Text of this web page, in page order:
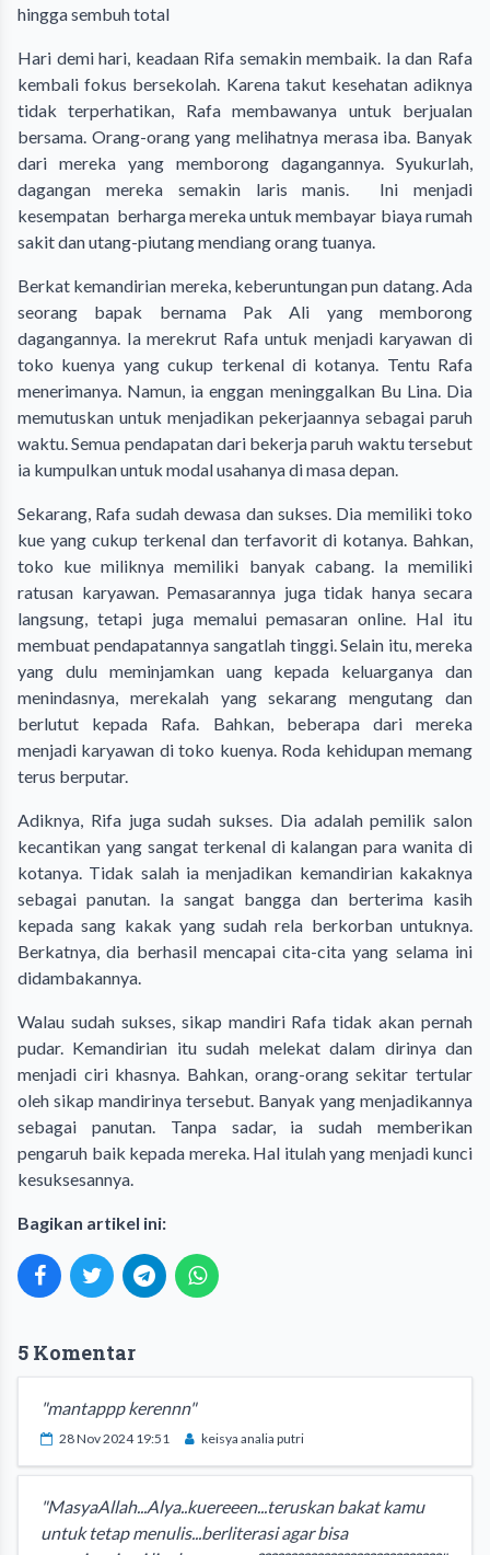
hingga sembuh total
Hari demi hari, keadaan Rifa semakin membaik. Ia dan Rafa
kembali fokus bersekolah. Karena takut kesehatan adiknya
tidak terperhatikan, Rafa membawanya untuk berjualan
bersama. Orang-orang yang melihatnya merasa iba. Banyak
dari mereka yang memborong dagangannya. Syukurlah,
dagangan mereka semakin laris manis. Ini menjadi
kesempatan berharga mereka untuk membayar biaya rumah
sakit dan utang-piutang mendiang orang tuanya.
Berkat kemandirian mereka, keberuntungan pun datang. Ada
seorang bapak bernama Pak Ali yang memborong
dagangannya. Ia merekrut Rafa untuk menjadi karyawan di
toko kuenya yang cukup terkenal di kotanya. Tentu Rafa
menerimanya. Namun, ia enggan meninggalkan Bu Lina. Dia
memutuskan untuk menjadikan pekerjaannya sebagai paruh
waktu. Semua pendapatan dari bekerja paruh waktu tersebut
ia kumpulkan untuk modal usahanya di masa depan.
Sekarang, Rafa sudah dewasa dan sukses. Dia memiliki toko
kue yang cukup terkenal dan terfavorit di kotanya. Bahkan,
toko kue miliknya memiliki banyak cabang. Ia memiliki
ratusan karyawan. Pemasarannya juga tidak hanya secara
langsung, tetapi juga memalui pemasaran online. Hal itu
membuat pendapatannya sangatlah tinggi. Selain itu, mereka
yang dulu meminjamkan uang kepada keluarganya dan
menindasnya, merekalah yang sekarang mengutang dan
berlutut kepada Rafa. Bahkan, beberapa dari mereka
menjadi karyawan di toko kuenya. Roda kehidupan memang
terus berputar.
Adiknya, Rifa juga sudah sukses. Dia adalah pemilik salon
kecantikan yang sangat terkenal di kalangan para wanita di
kotanya. Tidak salah ia menjadikan kemandirian kakaknya
sebagai panutan. Ia sangat bangga dan berterima kasih
kepada sang kakak yang sudah rela berkorban untuknya.
Berkatnya, dia berhasil mencapai cita-cita yang selama ini
didambakannya.
Walau sudah sukses, sikap mandiri Rafa tidak akan pernah
pudar. Kemandirian itu sudah melekat dalam dirinya dan
menjadi ciri khasnya. Bahkan, orang-orang sekitar tertular
oleh sikap mandirinya tersebut. Banyak yang menjadikannya
sebagai panutan. Tanpa sadar, ia sudah memberikan
pengaruh baik kepada mereka. Hal itulah yang menjadi kunci
kesuksesannya.
Bagikan artikel ini:
5 Komentar
"mantappp kerennn"
28 Nov 2024 19:51 keisya analia putri
"MasyaAllah...Alya..kuereeen...teruskan bakat kamu
untuk tetap menulis...berliterasi agar bisa